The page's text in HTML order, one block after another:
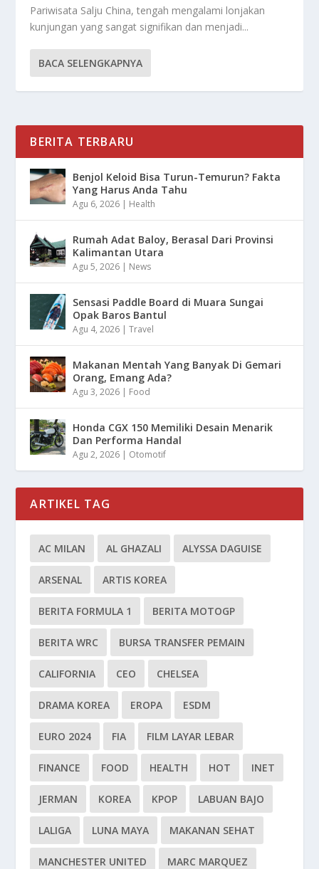
Pariwisata Salju China, tengah mengalami lonjakan
kunjungan yang sangat signifikan dan menjadi...
BACA SELENGKAPNYA
BERITA TERBARU
Benjol Keloid Bisa Turun-Temurun? Fakta
Yang Harus Anda Tahu
Agu 6, 2026 | Health
Rumah Adat Baloy, Berasal Dari Provinsi
Kalimantan Utara
Agu 5, 2026 | News
Sensasi Paddle Board di Muara Sungai
Opak Baros Bantul
Agu 4, 2026 |Travel
Makanan Mentah Yang Banyak Di Gemari
Orang, Emang Ada?
Agu 3, 2026 | Food
Honda CGX 150 Memiliki Desain Menarik
Dan Performa Handal
Agu 2, 2026 | Otomotif
ARTIKEL TAG
AC MILAN AL GHAZALI ALYSSA DAGUISE
ARSENAL ARTIS KOREA
BERITA FORMULA 1 BERITA MOTOGP
BERITA WRC BURSA TRANSFER PEMAIN
CALIFORNIA CEO CHELSEA
DRAMA KOREA EROPA ESDM
EURO 2024 FIA FILM LAYAR LEBAR
FINANCE FOOD HEALTH HOT INET
JERMAN KOREA KPOP LABUAN BAJO
LALIGA LUNA MAYA MAKANAN SEHAT
MANCHESTER UNITED MARC MARQUEZ